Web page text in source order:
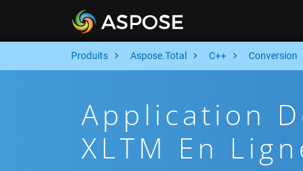
Produits Aspose.Total C++ Conversion
Application
XLTM En